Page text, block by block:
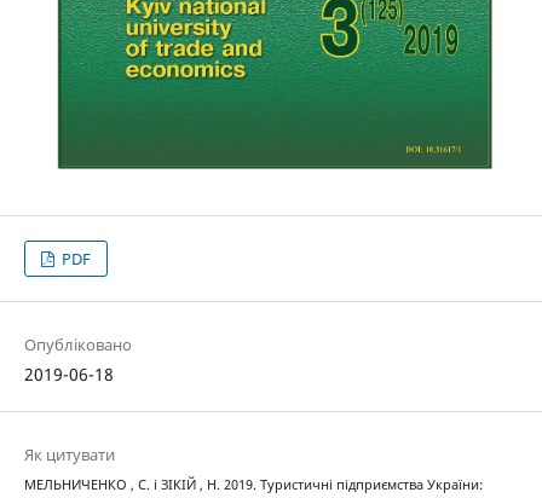
PDF
Опубліковано
2019-06-18
Як цитувати
МЕЛЬНИЧЕНКО , С. і ЗІКІЙ , Н. 2019. Туристичні підприємства України: